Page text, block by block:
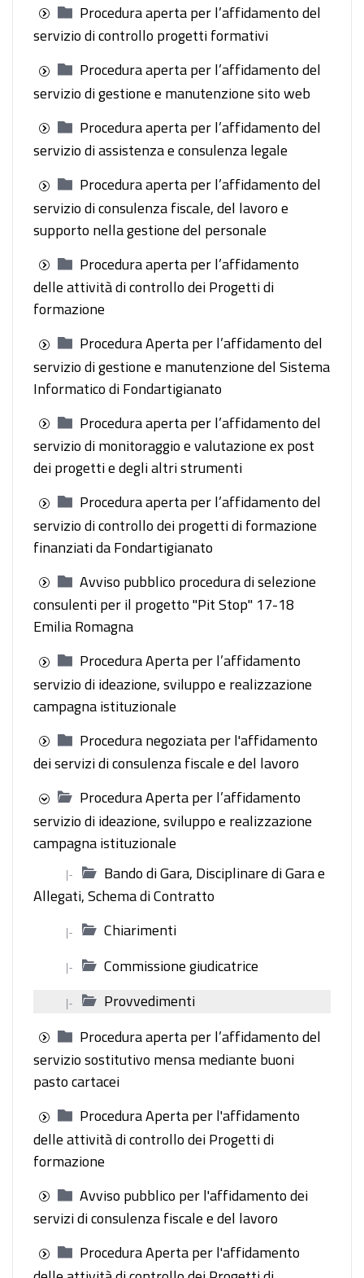
Procedura aperta per l’affidamento del
servizio di controllo progetti formativi
Procedura aperta per l’affidamento del
servizio di gestione e manutenzione sito web
Procedura aperta per l’affidamento del
servizio di assistenza e consulenza legale
Procedura aperta per l’affidamento del
servizio di consulenza fiscale, del lavoro e
supporto nella gestione del personale
Procedura aperta per l’affidamento
delle attività di controllo dei Progetti di
formazione
Procedura Aperta per l’affidamento del
servizio di gestione e manutenzione del Sistema
Informatico di Fondartigianato
Procedura aperta per l’affidamento del
servizio di monitoraggio e valutazione ex post
dei progetti e degli altri strumenti
Procedura aperta per l’affidamento del
servizio di controllo dei progetti di formazione
finanziati da Fondartigianato
Avviso pubblico procedura di selezione
consulenti per il progetto "Pit Stop" 17-18
Emilia Romagna
Procedura Aperta per l’affidamento
servizio di ideazione, sviluppo e realizzazione
campagna istituzionale
Procedura negoziata per l'affidamento
dei servizi di consulenza fiscale e del lavoro
Procedura Aperta per l’affidamento
servizio di ideazione, sviluppo e realizzazione
campagna istituzionale
|-
Bando di Gara, Disciplinare di Gara e
Allegati, Schema di Contratto
|- Chiarimenti
|- Commissione giudicatrice
|-
Provvedimenti
Procedura aperta per l’affidamento del
servizio sostitutivo mensa mediante buoni
pasto cartacei
Procedura Aperta per l'affidamento
delle attività di controllo dei Progetti di
formazione
Avviso pubblico per l'affidamento dei
servizi di consulenza fiscale e del lavoro
Procedura Aperta per l'affidamento